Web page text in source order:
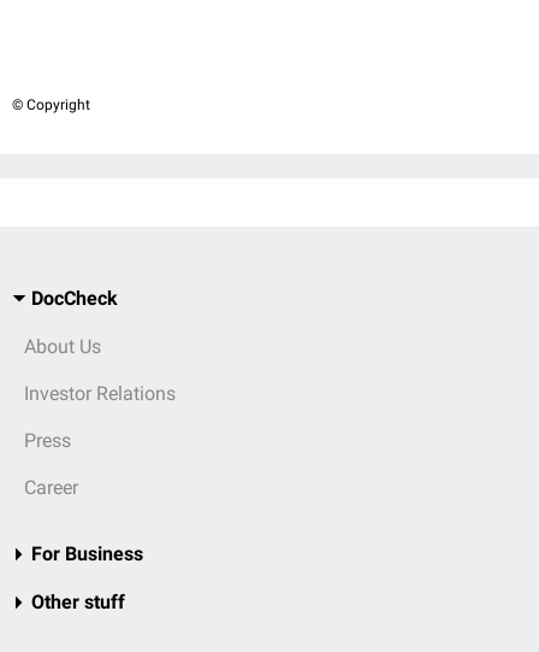
© Copyright
DocCheck
About Us
Investor Relations
Press
Career
For Business
Other stuff